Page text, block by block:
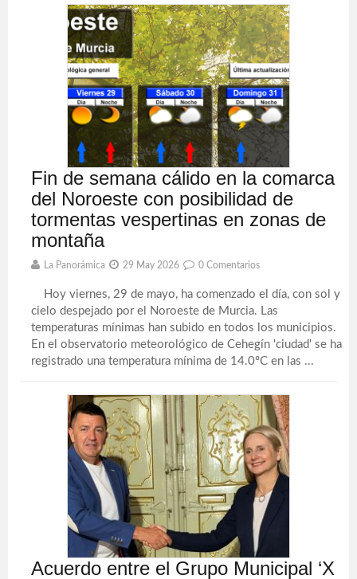
Fin de semana cálido en la comarca
del Noroeste con posibilidad de
tormentas vespertinas en zonas de
montaña
La Panorámica 29 May 2026 0 Comentarios
Hoy viernes, 29 de mayo, ha comenzado el día, con sol y
cielo despejado por el Noroeste de Murcia. Las
temperaturas mínimas han subido en todos los municipios.
En el observatorio meteorológico de Cehegín 'ciudad' se ha
registrado una temperatura mínima de 14.0ºC en las ...
Acuerdo entre el Grupo Municipal ‘X